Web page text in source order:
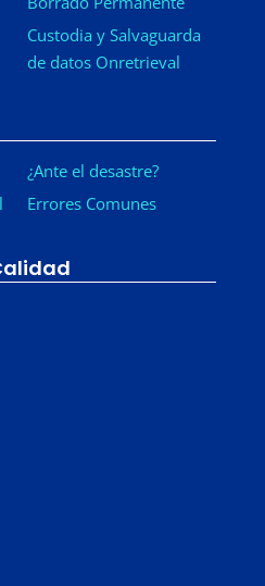
Custodia y Salvaguarda
de datos Onretrieval
¿Ante el desastre?
Errores Comunes